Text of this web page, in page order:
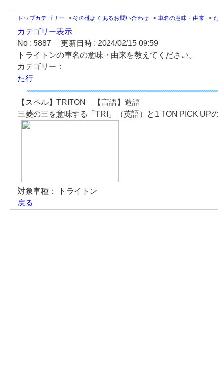
トップカテゴリー > その他よくあるお問い合わせ > 車名の意味・由来 >
カテゴリー表示
No : 5887
更新日時 : 2024/02/15 09:59
トライトンの車名の意味・由来を教えてください。
カテゴリー：
た行
【スペル】TRITON 【言語】造語
三菱の三を意味する「TRI」（英語）と1 TON PICK UP
対象車種：
トライトン
戻る